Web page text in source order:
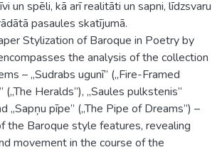
un spēli, kā arī realitāti un sapni, līdzsvaru
pasaules skatījumā.
Stylization of Baroque in Poetry by
the analysis of the collection
– „Sudrabs ugunī” („Fire-Framed
(„The Heralds”), „Saules pulkstenis”
„Sapņu pīpe” („The Pipe of Dreams”) –
the Baroque style features, revealing
movement in the course of the